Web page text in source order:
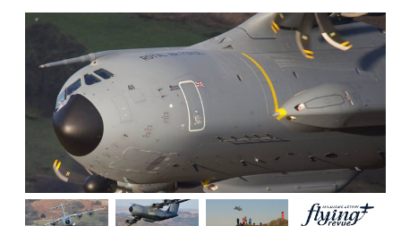
Pro piloty
Série & speciály
Letecká videa
Aktuální FR + archiv
Letecká muzea
VFR Communication app